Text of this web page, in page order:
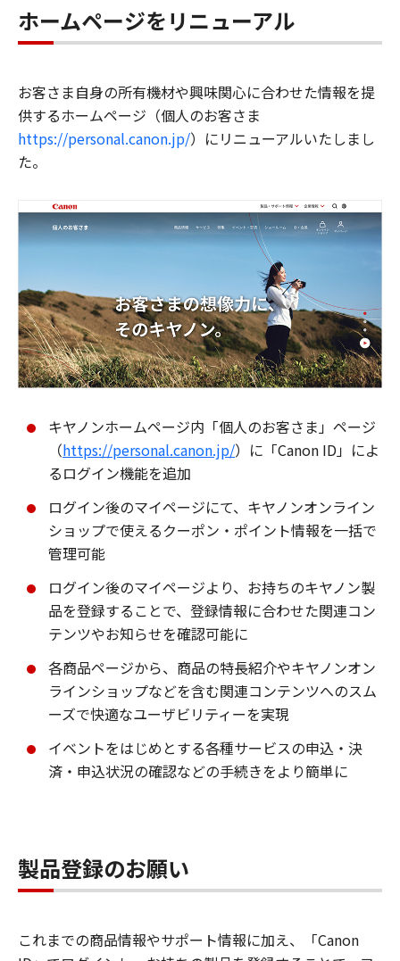
ホームページをリニューアル
お客さま自身の所有機材や興味関心に合わせた情報を提
供するホームページ（個人のお客さま
https://personal.canon.jp/）にリニューアルいたしまし
た。
キヤノンホームページ内「個人のお客さま」ページ
（https://personal.canon.jp/）に「Canon ID」によ
るログイン機能を追加
ログイン後のマイページにて、キヤノンオンライン
ショップで使えるクーポン・ポイント情報を一括で
管理可能
ログイン後のマイページより、お持ちのキヤノン製
品を登録することで、登録情報に合わせた関連コン
テンツやお知らせを確認可能に
各商品ページから、商品の特長紹介やキヤノンオン
ラインショップなどを含む関連コンテンツへのスム
ーズで快適なユーザビリティーを実現
イベントをはじめとする各種サービスの申込・決
済・申込状況の確認などの手続きをより簡単に
製品登録のお願い
これまでの商品情報やサポート情報に加え、「Canon